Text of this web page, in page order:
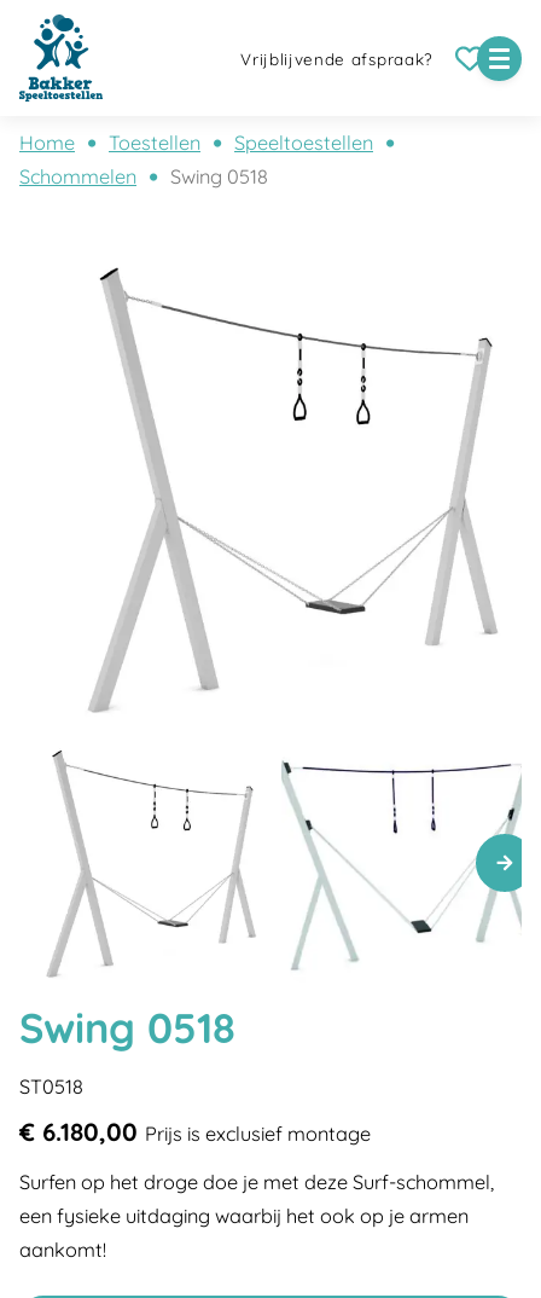
Vrijblijvende afspraak?
Home Toestellen
Speeltoestellen
Schommelen
Swing 0518
Swing 0518
ST0518
€ 6.180,00 Prijs is exclusief montage
Surfen op het droge doe je met deze Surf-schommel,
een fysieke uitdaging waarbij het ook op je armen
aankomt!